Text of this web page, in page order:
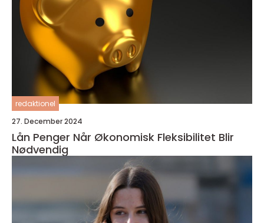
redaktionel
27. December 2024
Lån Penger Når Økonomisk Fleksibilitet Blir
Nødvendig